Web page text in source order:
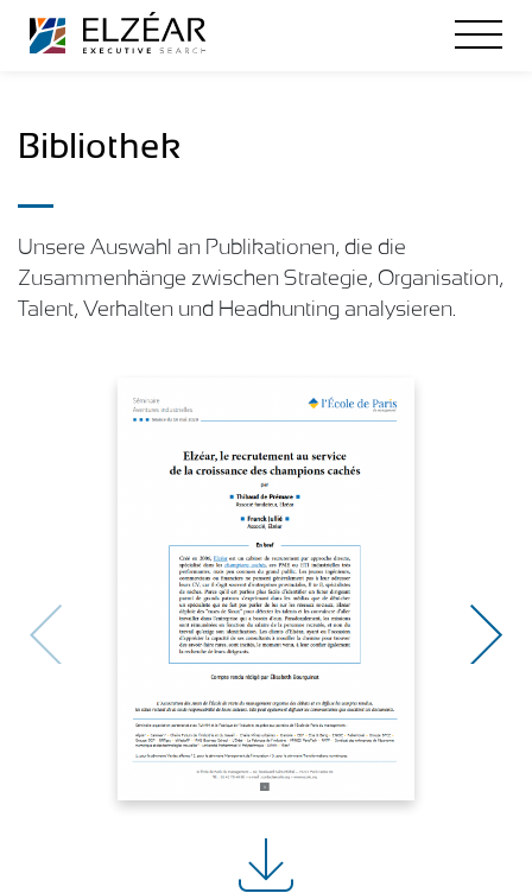
Bibliothek
Unsere Auswahl an Publikationen, die die
Zusammenhänge zwischen Strategie, Organisation,
Talent, Verhalten und Headhunting analysieren.